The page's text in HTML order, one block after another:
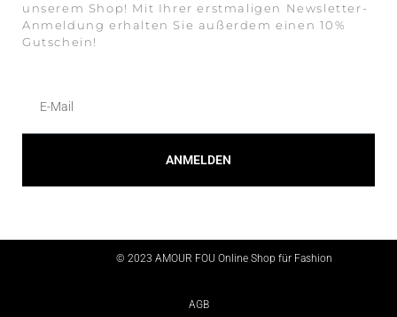
unserem Shop! Mit Ihrer erstmaligen Newsletter-
Anmeldung erhalten Sie außerdem einen 10%
Gutschein!
ANMELDEN
© 2023 AMOUR FOU Online Shop für Fashion
AGB